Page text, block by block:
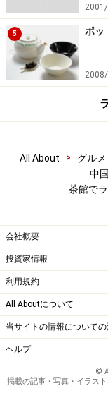
※記事内容は執筆時
い。
※メニューや料金な
の内容です。
5 ポッ
All About > グルメ
中
茶館で
会社概要
投資家情報
利用規約
All Aboutについて
当サイトの情報について
ヘルプ
©
掲載の記事・写真・イラス